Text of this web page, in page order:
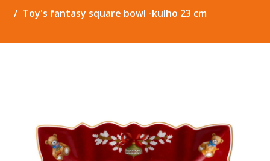
Toy's fantasy square bowl -kulho 23 cm